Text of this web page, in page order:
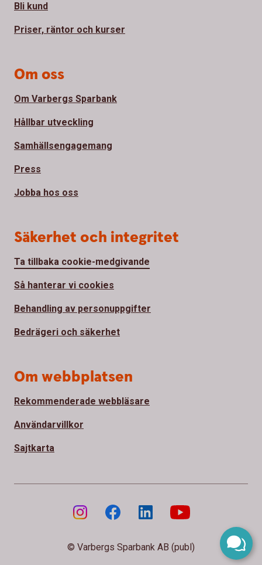
Bli kund
Priser, räntor och kurser
Om oss
Om Varbergs Sparbank
Hållbar utveckling
Samhällsengagemang
Press
Jobba hos oss
Säkerhet och integritet
Ta tillbaka cookie-medgivande
Så hanterar vi cookies
Behandling av personuppgifter
Bedrägeri och säkerhet
Om webbplatsen
Rekommenderade webbläsare
Användarvillkor
Sajtkarta
© Varbergs Sparbank AB (publ)